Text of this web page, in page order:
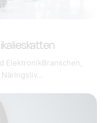
ElektronikBranschen,